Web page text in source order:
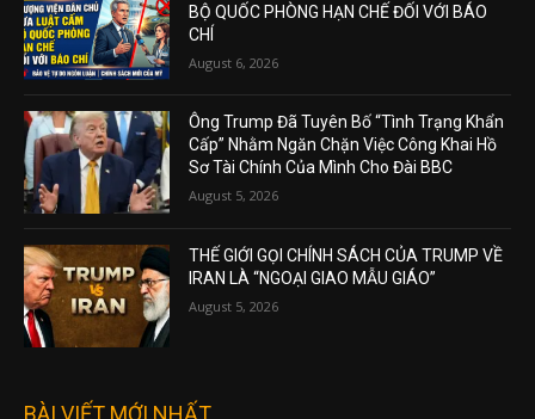
BỘ QUỐC PHÒNG HẠN CHẾ ĐỐI VỚI BÁO
CHÍ
August 6, 2026
Ông Trump Đã Tuyên Bố “Tình Trạng Khẩn
Cấp” Nhằm Ngăn Chặn Việc Công Khai Hồ
Sơ Tài Chính Của Mình Cho Đài BBC
August 5, 2026
THẾ GIỚI GỌI CHÍNH SÁCH CỦA TRUMP VỀ
IRAN LÀ “NGOẠI GIAO MẪU GIÁO”
August 5, 2026
BÀI VIẾT MỚI NHẤT